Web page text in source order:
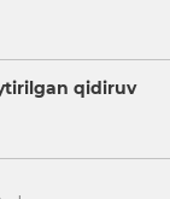
qidiruv